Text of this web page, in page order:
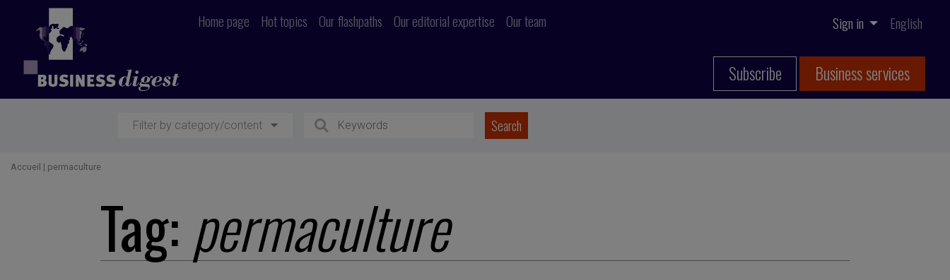
Home page Hot topics Our flashpaths Our editorial expertise Our team Sign in English
Subscribe Business services
Filter by category/content
Accueil | permaculture
Tag: permaculture